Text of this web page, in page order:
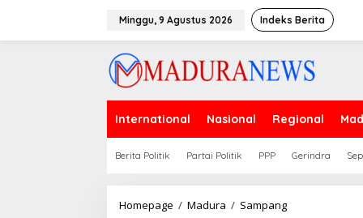
Minggu, 9 Agustus 2026 Indeks Berita
International Nasional Regional
Berita Politik Partai Politik PPP Gerindra
Homepage / Madura / SampangAjakan